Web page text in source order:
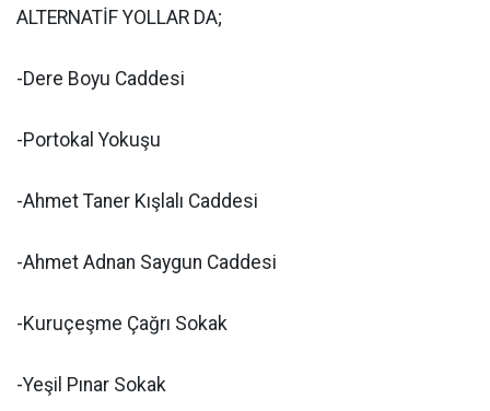
ALTERNATİF YOLLAR DA;
-Dere Boyu Caddesi
-Portokal Yokuşu
-Ahmet Taner Kışlalı Caddesi
-Ahmet Adnan Saygun Caddesi
-Kuruçeşme Çağrı Sokak
-Yeşil Pınar Sokak